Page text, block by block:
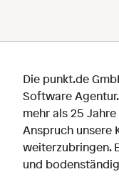
Die punkt.de
Software
mehr als 25
Anspruch unsere
weiterzubringen.
und